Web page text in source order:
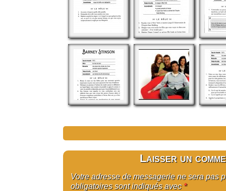
Laisser un
Votre adresse de messagerie ne sera pas
obligatoires sont indiqués avec *